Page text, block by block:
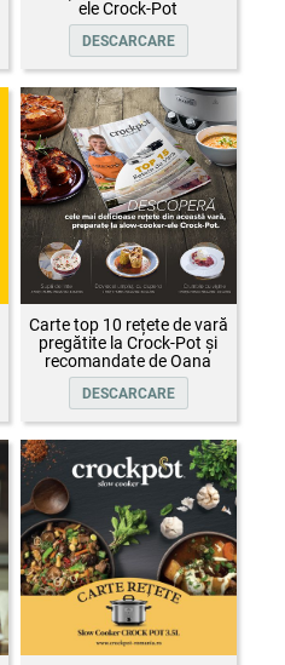
ele Crock-Pot
DESCARCARE
Carte top 10 rețete de vară
pregătite la Crock-Pot și
recomandate de Oana
Țepelin
DESCARCARE